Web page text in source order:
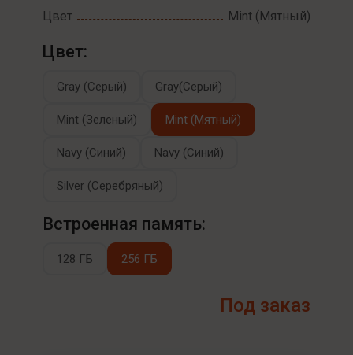
Цвет
Mint (Мятный)
Цвет:
Gray (Серый) Gray(Серый)
Mint (Зеленый) Mint (Мятный)
Navy (Cиний) Navy (Синий)
Silver (Серебряный)
Встроенная память:
128 ГБ 256 ГБ
Под заказ